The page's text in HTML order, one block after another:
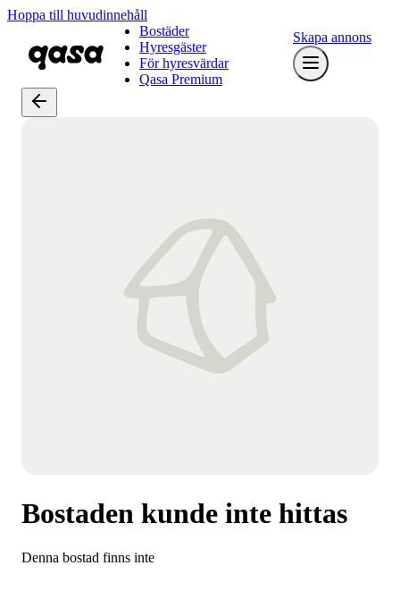
Hoppa till huvudinnehåll
Bostäder
Hyresgäster
För hyresvärdar
Qasa Premium
Skapa annons
Bostaden kunde inte hittas
Denna bostad finns inte